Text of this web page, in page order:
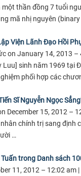
thần đồng 7 tuổi
mã nhị nguyên (binary
Viện Lãnh Đạo Hồi
on January 14, 2013 –
Luu] sinh năm 1969 tại
phối hợp các
Sĩ Nguyễn Ngọc
December 15, 2012 –
nhân chính trị sang
…
trong Danh sách
11, 2012 – 12:02 am |